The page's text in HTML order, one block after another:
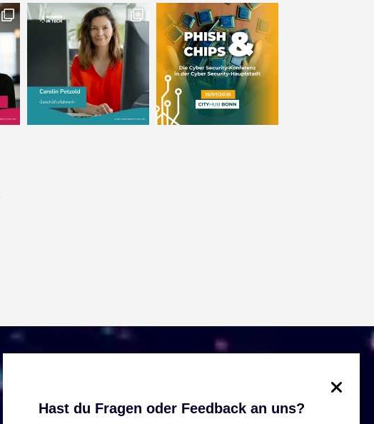
Hast du Fragen oder Feedback an uns?